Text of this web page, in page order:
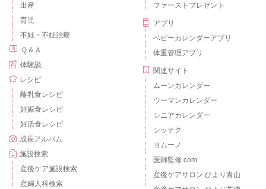
出産
育児
不妊・不妊治療
Ｑ＆Ａ
体験談
レシピ
離乳食レシピ
妊娠食レシピ
妊活食レシピ
成長アルバム
施設検索
産後ケア施設検索
産婦人科検索
ファーストプレゼント
アプリ
ベビーカレンダーアプリ
体重管理アプリ
関連サイト
ムーンカレンダー
ウーマンカレンダー
シニアカレンダー
シッテク
ヨムーノ
医師監修.com
産後ケアサロン ひより青山